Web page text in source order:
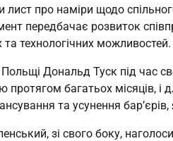
лист про наміри щодо
передбачає розвиток
та технологічних можливостей.
Дональд Туск під час
багатьох місяців,
та усунення
зі свого боку,